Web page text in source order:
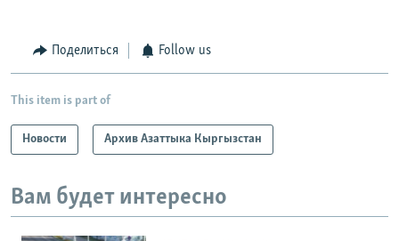
Поделиться Follow us
This item is part of
Новости Архив Азаттыка Кыргызстан
Вам будет интересно